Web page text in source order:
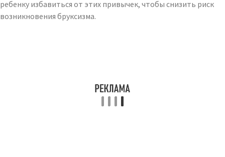
ребенку избавиться от этих привычек, чтобы снизить риск
возникновения бруксизма.